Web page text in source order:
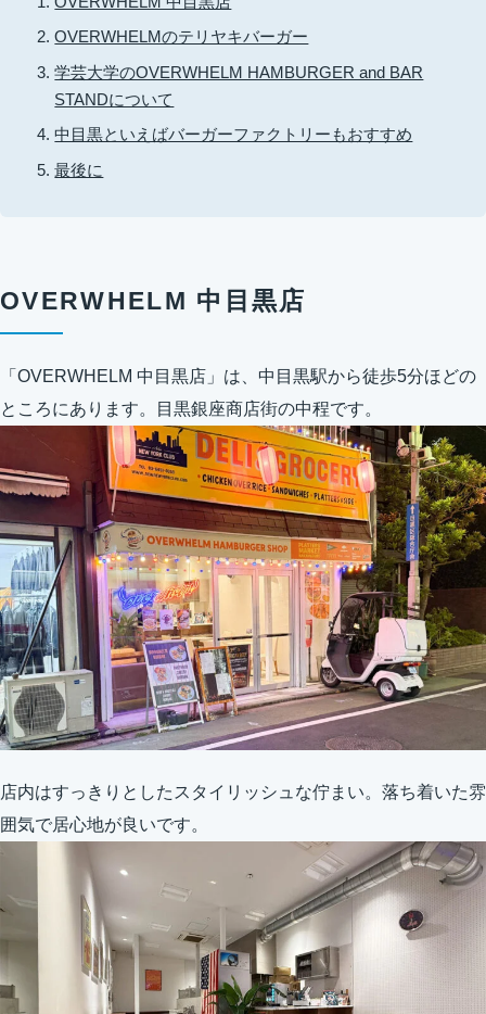
OVERWHELMのテリヤキバーガー
学芸大学のOVERWHELM HAMBURGER and BAR
STANDについて
中目黒といえばバーガーファクトリーもおすすめ
最後に
OVERWHELM 中目黒店
「OVERWHELM 中目黒店」は、中目黒駅から徒歩5分ほどの
ところにあります。目黒銀座商店街の中程です。
店内はすっきりとしたスタイリッシュな佇まい。落ち着いた雰
囲気で居心地が良いです。